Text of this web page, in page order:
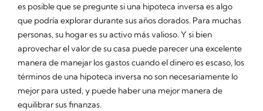
es posible que se pregunte si una hipoteca inversa es algo
que podría explorar durante sus años dorados. Para muchas
personas, su hogar es su activo más valioso. Y si bien
aprovechar el valor de su casa puede parecer una excelente
manera de manejar los gastos cuando el dinero es escaso, los
términos de una hipoteca inversa no son necesariamente lo
mejor para usted, y puede haber una mejor manera de
equilibrar sus finanzas.